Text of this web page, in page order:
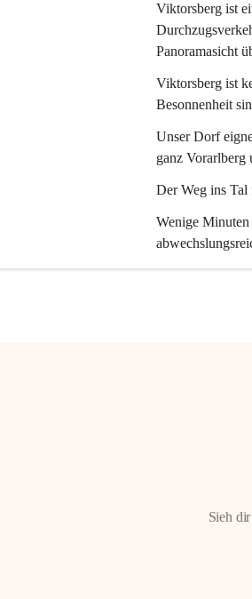
Viktorsberg ist
Panoramasicht
Viktorsberg ist
Besonnenheit
Unser Dorf
ganz Vorarlberg
Der Weg ins Tal
Wenige Minuten
Sieh